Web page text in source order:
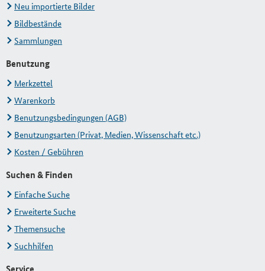
Neu importierte Bilder
Bildbestände
Sammlungen
Benutzung
Merkzettel
Warenkorb
Benutzungsbedingungen (AGB)
Benutzungsarten (Privat, Medien, Wissenschaft etc.)
Kosten / Gebühren
Suchen & Finden
Einfache Suche
Erweiterte Suche
Themensuche
Suchhilfen